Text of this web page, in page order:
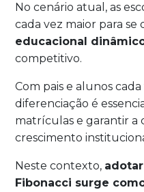
No cenário atual, as
cada vez maior para se
educacional
competitivo.
Com pais e alunos
diferenciação é
matrículas e garantir a
crescimento
Neste contexto,
Fibonacci surge